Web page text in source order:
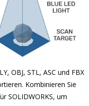
OBJ, STL, ASC und FBX
Kombinieren Sie
SOLIDWORKS, um